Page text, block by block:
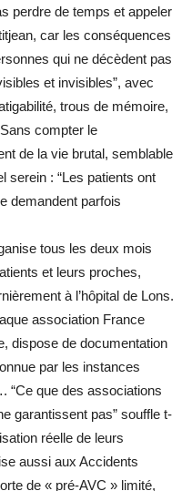
perdre de temps et appeler
car les conséquences
qui ne décèdent pas
et invisibles”, avec
trous de mémoire,
compter le
de la vie brutal, semblable
serein : “Les patients ont
demandent parfois
tous les deux mois
et leurs proches,
à l’hôpital de Lons.
association France
dispose de documentation
par les instances
“Ce que des associations
garantissent pas” souffle t-
réelle de leurs
aussi aux Accidents
de « pré-AVC » limité,